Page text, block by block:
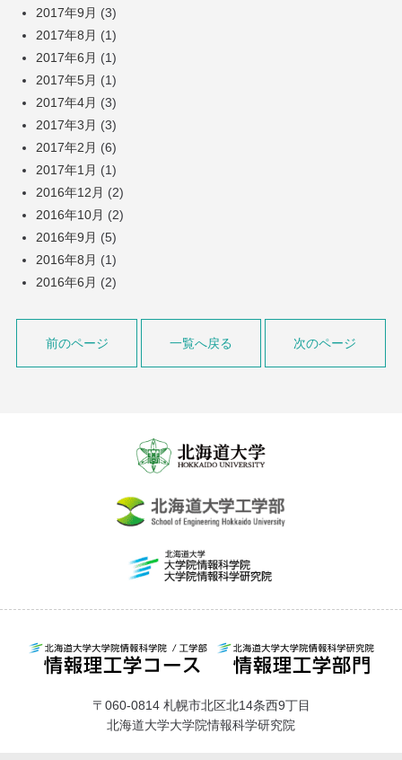
2017年9月 (3)
2017年8月 (1)
2017年6月 (1)
2017年5月 (1)
2017年4月 (3)
2017年3月 (3)
2017年2月 (6)
2017年1月 (1)
2016年12月 (2)
2016年10月 (2)
2016年9月 (5)
2016年8月 (1)
2016年6月 (2)
前のページ 一覧へ戻る 次のページ
〒060-0814 札幌市北区北14条西9丁目
北海道大学大学院情報科学研究院